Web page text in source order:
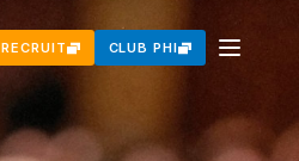
RECRUIT CLUB PHI